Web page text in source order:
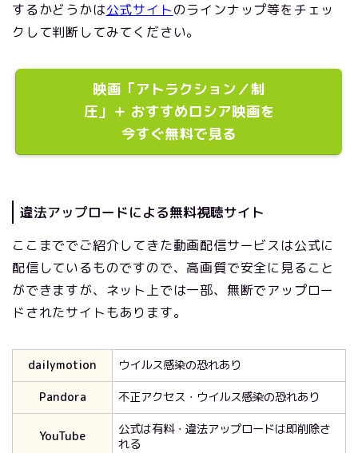
するかどうかは公式サイトのラインナップ等をチェッ
クして判断してみてください。
映画「アトラクション／制
圧」＋ おすすめロシア映画を
今すぐ無料で見る
違法アップロードによる無料視聴サイト
ここまででご紹介してきた動画配信サービスは公式に
配信しているものですので、高画質で安全に見ること
ができますが、ネット上では一部、無断でアップロー
ドされたサイトもあります。
dailymotion
ウイルス感染の恐れあり
Pandora
不正アクセス・ウイルス感染の恐れあり
YouTube
公式は有料・違法アップロードは即削除さ
れる